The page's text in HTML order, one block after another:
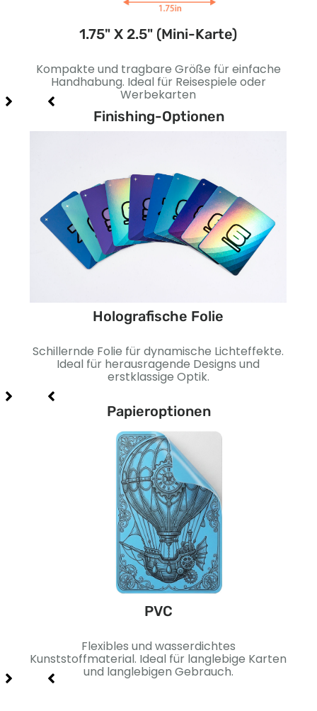
1.75" X 2.5" (Mini-Karte)
Kompakte und tragbare Größe für einfache
Handhabung. Ideal für Reisespiele oder
Werbekarten
Finishing-Optionen
Holografische Folie
Schillernde Folie für dynamische Lichteffekte.
Ideal für herausragende Designs und
erstklassige Optik.
Papieroptionen
PVC
Flexibles und wasserdichtes
Kunststoffmaterial. Ideal für langlebige Karten
und langlebigen Gebrauch.